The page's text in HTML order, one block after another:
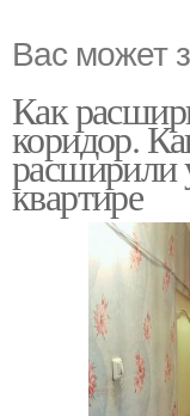
Вас может
Как
коридор.
расширили
квартире